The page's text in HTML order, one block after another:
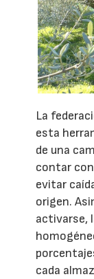
La
esta
de una
contar
evitar
origen.
activarse,
cada